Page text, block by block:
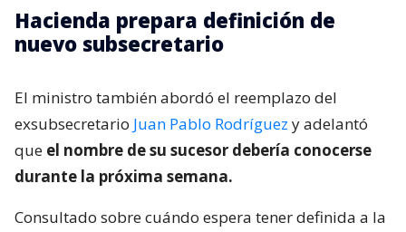
Hacienda prepara definición de
nuevo subsecretario
El ministro también abordó el reemplazo del
exsubsecretario Juan Pablo Rodríguez y adelantó
que el nombre de su sucesor debería conocerse
durante la próxima semana.
Consultado sobre cuándo espera tener definida a la